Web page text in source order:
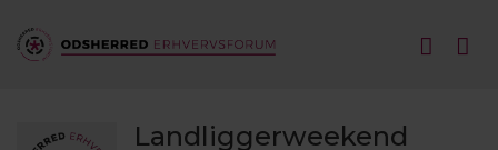
Landliggerweekend